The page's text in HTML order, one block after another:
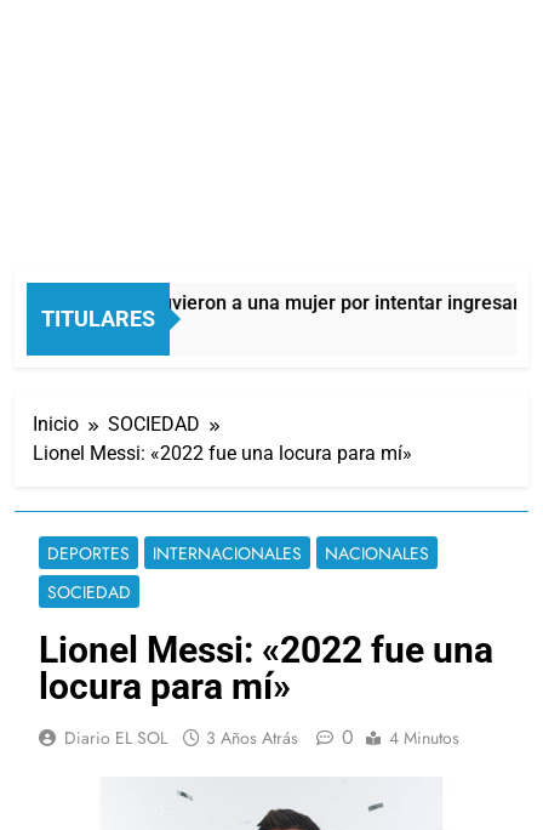
TITULARES
Quilmes: detuvieron a una mujer por intentar ingresar
4 Horas Atrás
Inicio
SOCIEDAD
Lionel Messi: «2022 fue una locura para mí»
DEPORTES INTERNACIONALES
NACIONALES
SOCIEDAD
Lionel Messi: «2022 fue una
locura para mí»
Diario EL SOL 3 Años Atrás 0 4 Minutos